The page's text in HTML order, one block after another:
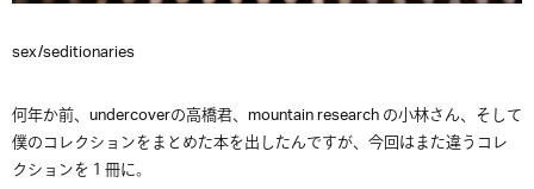
sex/seditionaries
何年か前、undercoverの高橋君、mountain research の小林さん、そして
僕のコレクションをまとめた本を出したんですが、今回はまた違うコレ
クションを１冊に。